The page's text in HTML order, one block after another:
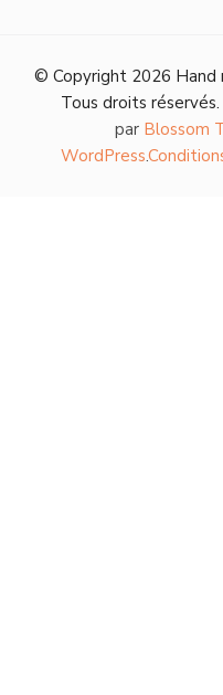
© Copyright 2026 Hand
Tous droits réservés.
par Blossom
WordPress.